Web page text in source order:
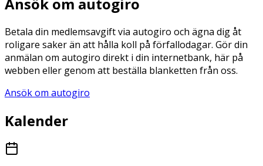
Betala din medlemsavgift via autogiro och ägna dig åt
roligare saker än att hålla koll på förfallodagar. Gör din
anmälan om autogiro direkt i din internetbank, här på
webben eller genom att beställa blanketten från oss.
Ansök om autogiro
Kalender